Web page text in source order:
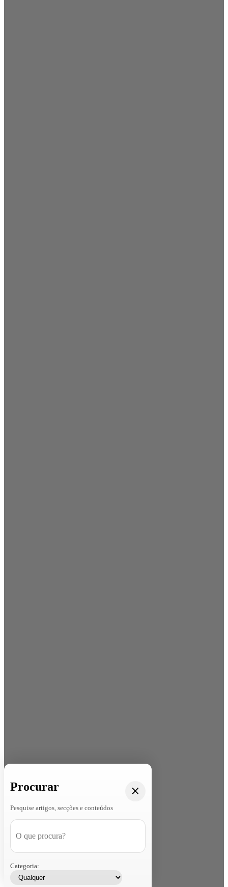
Procurar
Pesquise artigos, secções e conteúdos
Categoria: